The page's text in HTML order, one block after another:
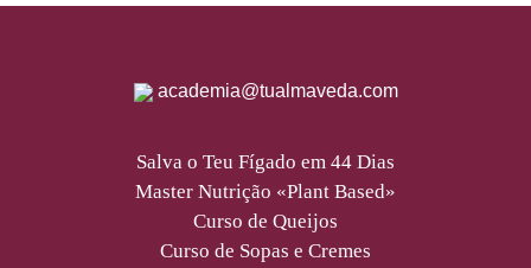
academia@tualmaveda.com
Salva o Teu Fígado em 44 Dias
Master Nutrição «Plant Based»
Curso de Queijos
Curso de Sopas e Cremes